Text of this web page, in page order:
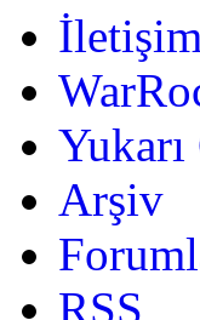
İletişim
Arşiv
RSS